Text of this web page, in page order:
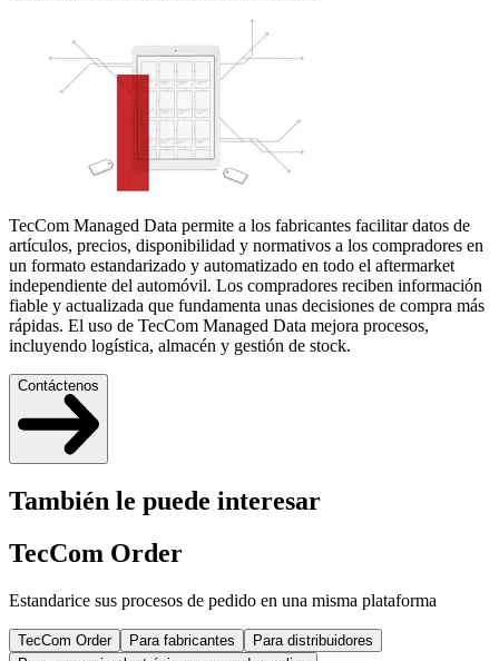
TecCom Managed Data permite a los fabricantes facilitar datos de
artículos, precios, disponibilidad y normativos a los compradores en
un formato estandarizado y automatizado en todo el aftermarket
independiente del automóvil. Los compradores reciben información
fiable y actualizada que fundamenta unas decisiones de compra más
rápidas. El uso de TecCom Managed Data mejora procesos,
incluyendo logística, almacén y gestión de stock.
Contáctenos
También le puede interesar
TecCom Order
Estandarice sus procesos de pedido en una misma plataforma
TecCom Order Para fabricantes
Para distribuidores